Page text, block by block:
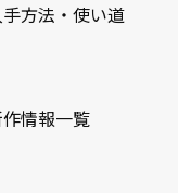
方法・使い道
情報一覧